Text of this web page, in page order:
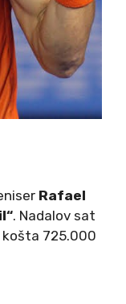
Rafael
. Nadalov sat
košta 725.000